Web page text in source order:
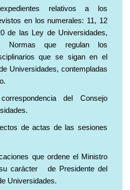
relativos a los
en los numerales: 11, 12
de las Ley de Universidades,
Normas que regulan los
que se sigan en el
Universidades, contempladas
del Consejo
de actas de las sesiones
que ordene el Ministro
carácter de Presidente del
Universidades.